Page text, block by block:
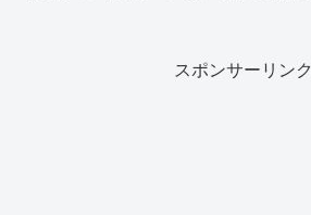
スポンサーリンク